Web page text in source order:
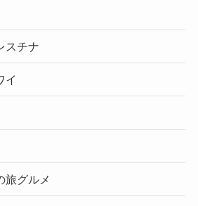
スチナ
イ
旅グルメ